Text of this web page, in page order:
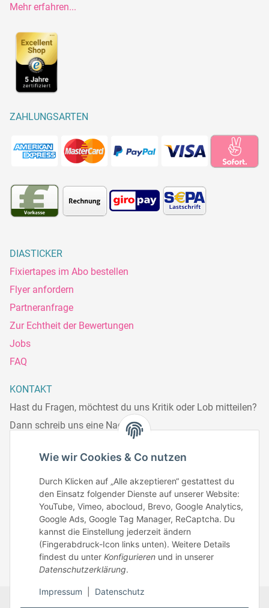
Wie wir Cookies & Co nutzen
Durch Klicken auf „Alle akzeptieren“ gestattest du
den Einsatz folgender Dienste auf unserer Website:
YouTube, Vimeo, abocloud, Brevo, Google Analytics,
Google Ads, Google Tag Manager, ReCaptcha. Du
kannst die Einstellung jederzeit ändern
(Fingerabdruck-Icon links unten). Weitere Details
findest du unter Konfigurieren und in unserer
Datenschutzerklärung.
Impressum Datenschutz
Mehr erfahren...
ZAHLUNGSARTEN
DIASTICKER
Fixiertapes im Abo bestellen
Flyer anfordern
Partneranfrage
Zur Echtheit der Bewertungen
Jobs
FAQ
KONTAKT
Hast du Fragen, möchtest du uns Kritik oder Lob mitteilen?
Dann schreib uns eine Nachricht.
Telefonisch erreichst du uns:
Telefonnr.: 0951/70045771
Zum Kontakt
Datenschutz AGB Zahlungsmöglichkeiten